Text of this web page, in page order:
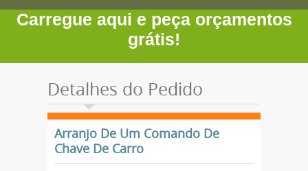
Carregue aqui e peça orçamentos
grátis!
Detalhes do Pedido
Arranjo De Um Comando De
Chave De Carro